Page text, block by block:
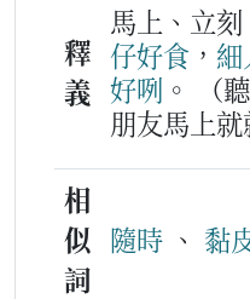
釋
義
馬上、立刻
仔好食 ，
好咧 。
（
朋友馬上就
相
似
詞
隨時 、 黏